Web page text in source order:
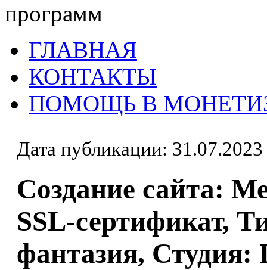
программ
ГЛАВНАЯ
КОНТАКТЫ
ПОМОЩЬ В
Дата публикации: 31.07.2023
Создание сайта:
SSL-сертификат,
фантазия,